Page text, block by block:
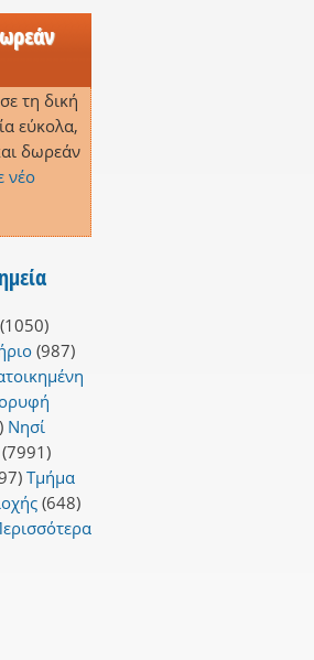
τη δική
εύκολα,
δωρεάν
νέο
(987)
Νησί
Τμήμα
(648)